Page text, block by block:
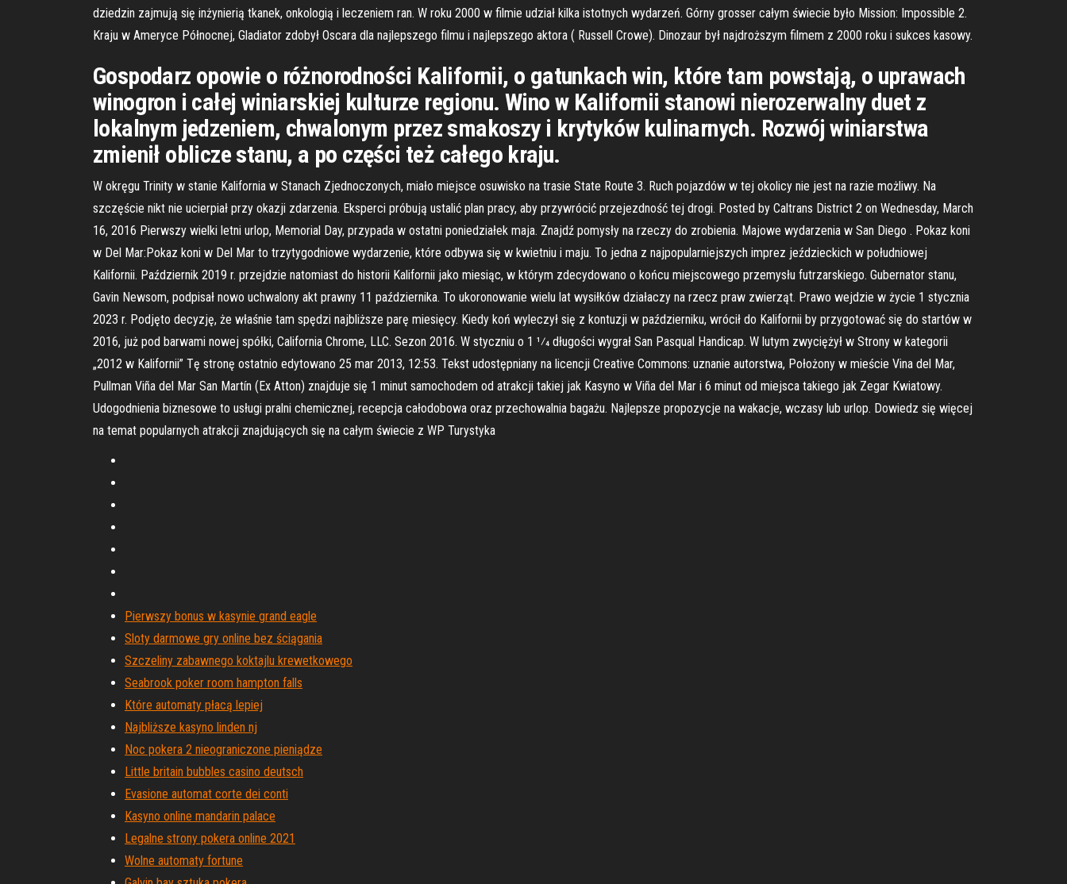
dziedzin zajmują się inżynierią tkanek, onkologią i leczeniem ran. W roku 2000 w filmie udział kilka istotnych wydarzeń. Górny grosser całym świecie było Mission: Impossible 2.
Kraju w Ameryce Północnej, Gladiator zdobył Oscara dla najlepszego filmu i najlepszego aktora ( Russell Crowe). Dinozaur był najdroższym filmem z 2000 roku i sukces kasowy.
Gospodarz opowie o różnorodności Kalifornii, o gatunkach win, które tam powstają, o uprawach
winogron i całej winiarskiej kulturze regionu. Wino w Kalifornii stanowi nierozerwalny duet z
lokalnym jedzeniem, chwalonym przez smakoszy i krytyków kulinarnych. Rozwój winiarstwa
zmienił oblicze stanu, a po części też całego kraju.
W okręgu Trinity w stanie Kalifornia w Stanach Zjednoczonych, miało miejsce osuwisko na trasie State Route 3. Ruch pojazdów w tej okolicy nie jest na razie możliwy. Na
szczęście nikt nie ucierpiał przy okazji zdarzenia. Eksperci próbują ustalić plan pracy, aby przywrócić przejezdność tej drogi. Posted by Caltrans District 2 on Wednesday, March
16, 2016 Pierwszy wielki letni urlop, Memorial Day, przypada w ostatni poniedziałek maja. Znajdź pomysły na rzeczy do zrobienia. Majowe wydarzenia w San Diego . Pokaz koni
w Del Mar:Pokaz koni w Del Mar to trzytygodniowe wydarzenie, które odbywa się w kwietniu i maju. To jedna z najpopularniejszych imprez jeździeckich w południowej
Kalifornii. Październik 2019 r. przejdzie natomiast do historii Kalifornii jako miesiąc, w którym zdecydowano o końcu miejscowego przemysłu futrzarskiego. Gubernator stanu,
Gavin Newsom, podpisał nowo uchwalony akt prawny 11 października. To ukoronowanie wielu lat wysiłków działaczy na rzecz praw zwierząt. Prawo wejdzie w życie 1 stycznia
2023 r. Podjęto decyzję, że właśnie tam spędzi najbliższe parę miesięcy. Kiedy koń wyleczył się z kontuzji w październiku, wrócił do Kalifornii by przygotować się do startów w
2016, już pod barwami nowej spółki, California Chrome, LLC. Sezon 2016. W styczniu o 1 1⁄4 długości wygrał San Pasqual Handicap. W lutym zwyciężył w Strony w kategorii
„2012 w Kalifornii” Tę stronę ostatnio edytowano 25 mar 2013, 12:53. Tekst udostępniany na licencji Creative Commons: uznanie autorstwa, Położony w mieście Vina del Mar,
Pullman Viña del Mar San Martín (Ex Atton) znajduje się 1 minut samochodem od atrakcji takiej jak Kasyno w Viña del Mar i 6 minut od miejsca takiego jak Zegar Kwiatowy.
Udogodnienia biznesowe to usługi pralni chemicznej, recepcja całodobowa oraz przechowalnia bagażu. Najlepsze propozycje na wakacje, wczasy lub urlop. Dowiedz się więcej
na temat popularnych atrakcji znajdujących się na całym świecie z WP Turystyka
Pierwszy bonus w kasynie grand eagle
Sloty darmowe gry online bez ściągania
Szczeliny zabawnego koktajlu krewetkowego
Seabrook poker room hampton falls
Które automaty płacą lepiej
Najbliższe kasyno linden nj
Noc pokera 2 nieograniczone pieniądze
Little britain bubbles casino deutsch
Evasione automat corte dei conti
Kasyno online mandarin palace
Legalne strony pokera online 2021
Wolne automaty fortune